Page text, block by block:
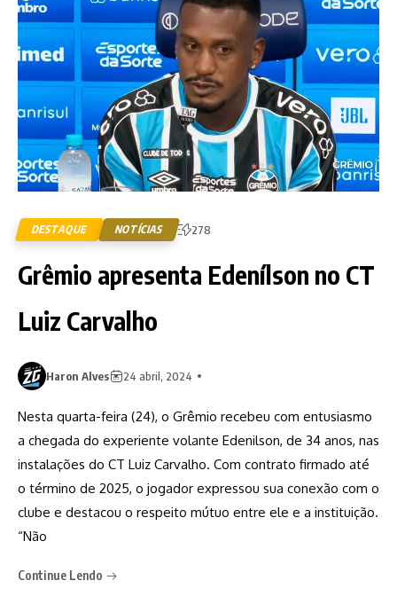
DESTAQUE NOTÍCIAS 278
Grêmio apresenta Edenílson no CT
Luiz Carvalho
Haron Alves 24 abril, 2024
Nesta quarta-feira (24), o Grêmio recebeu com entusiasmo
a chegada do experiente volante Edenilson, de 34 anos, nas
instalações do CT Luiz Carvalho. Com contrato firmado até
o término de 2025, o jogador expressou sua conexão com o
clube e destacou o respeito mútuo entre ele e a instituição.
“Não
Continue Lendo